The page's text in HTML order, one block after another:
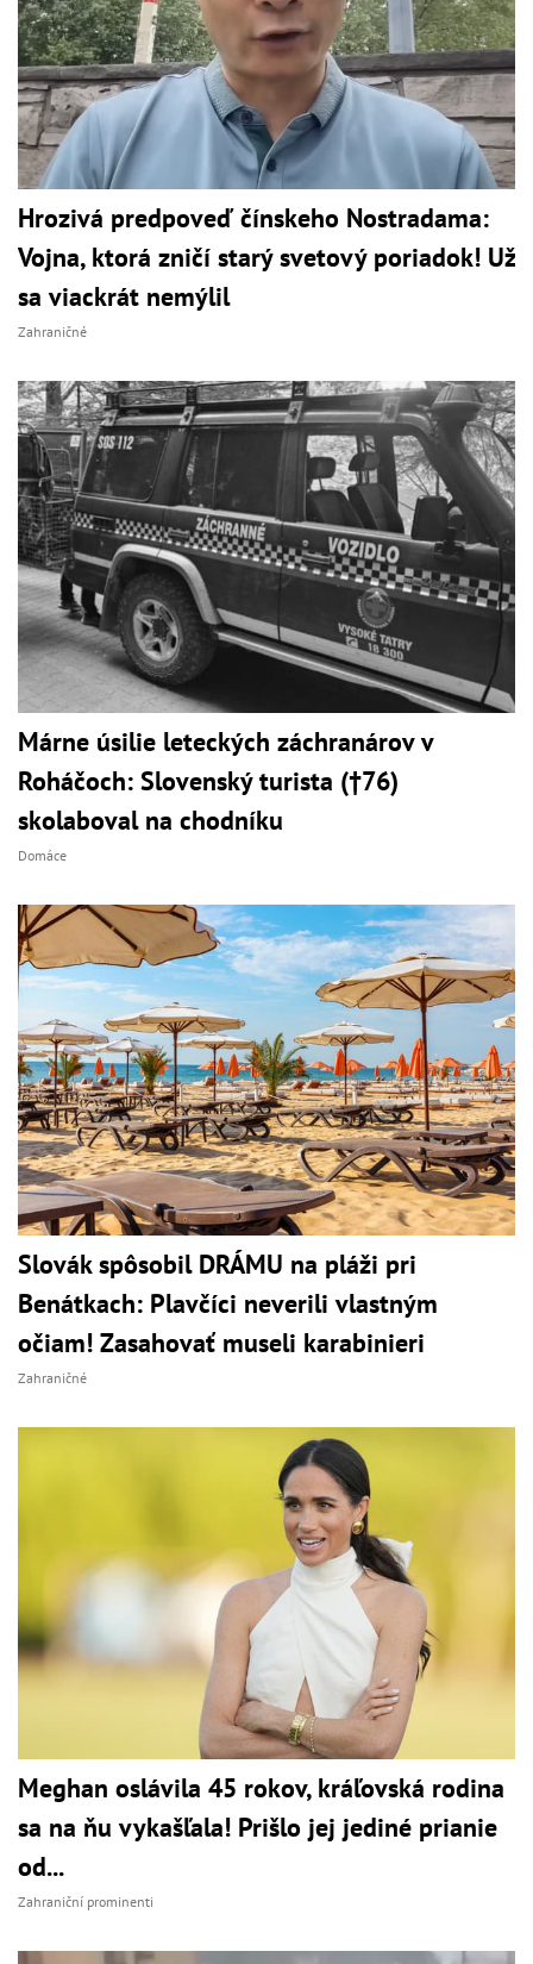
Hrozivá predpoveď čínskeho Nostradama:
Vojna, ktorá zničí starý svetový poriadok! Už
sa viackrát nemýlil
Zahraničné
Márne úsilie leteckých záchranárov v
Roháčoch: Slovenský turista (†76)
skolaboval na chodníku
Domáce
Slovák spôsobil DRÁMU na pláži pri
Benátkach: Plavčíci neverili vlastným
očiam! Zasahovať museli karabinieri
Zahraničné
Meghan oslávila 45 rokov, kráľovská rodina
sa na ňu vykašľala! Prišlo jej jediné prianie
od...
Zahraniční prominenti